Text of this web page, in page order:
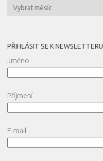
Archivy
PŘIHLÁSIT SE K NEWSLETTERU
Jméno
Příjmení
E-mail